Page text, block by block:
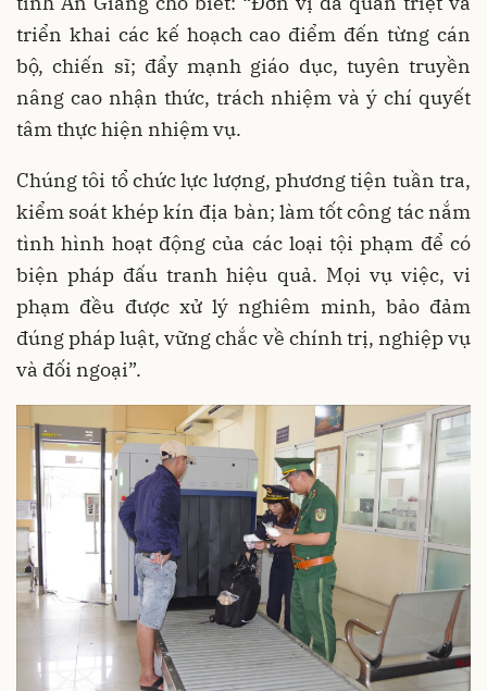
triển khai các kế hoạch cao điểm đến từng cán
bộ, chiến sĩ; đẩy mạnh giáo dục, tuyên truyền
nâng cao nhận thức, trách nhiệm và ý chí quyết
tâm thực hiện nhiệm vụ.
Chúng tôi tổ chức lực lượng, phương tiện tuần tra,
kiểm soát khép kín địa bàn; làm tốt công tác nắm
tình hình hoạt động của các loại tội phạm để có
biện pháp đấu tranh hiệu quả. Mọi vụ việc, vi
phạm đều được xử lý nghiêm minh, bảo đảm
đúng pháp luật, vững chắc về chính trị, nghiệp vụ
và đối ngoại”.